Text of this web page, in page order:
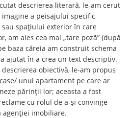
descrierea literară, le-am cerut
imagine a peisajului specific
spațiului exterior în care
am ales cea mai „tare poză” (după
baza căreia am construit schema
ajutat în a crea un text descriptiv.
obiectivă, le-am propus
unui apartament pe care ar
părinții lor; aceasta a fost
cu rolul de a-și convinge
agenției imobiliare.